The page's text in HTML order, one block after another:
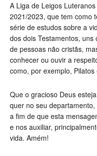
A Liga de Leigos
2021/2023, que tem como
série de estudos sobre a
dos dois Testamentos,
de pessoas não cristãs,
conhecer ou ouvir a
como, por exemplo, Pilatos
Que o gracioso Deus
quer no seu
a fim de que esta
e nos auxiliar,
vida. Amém!